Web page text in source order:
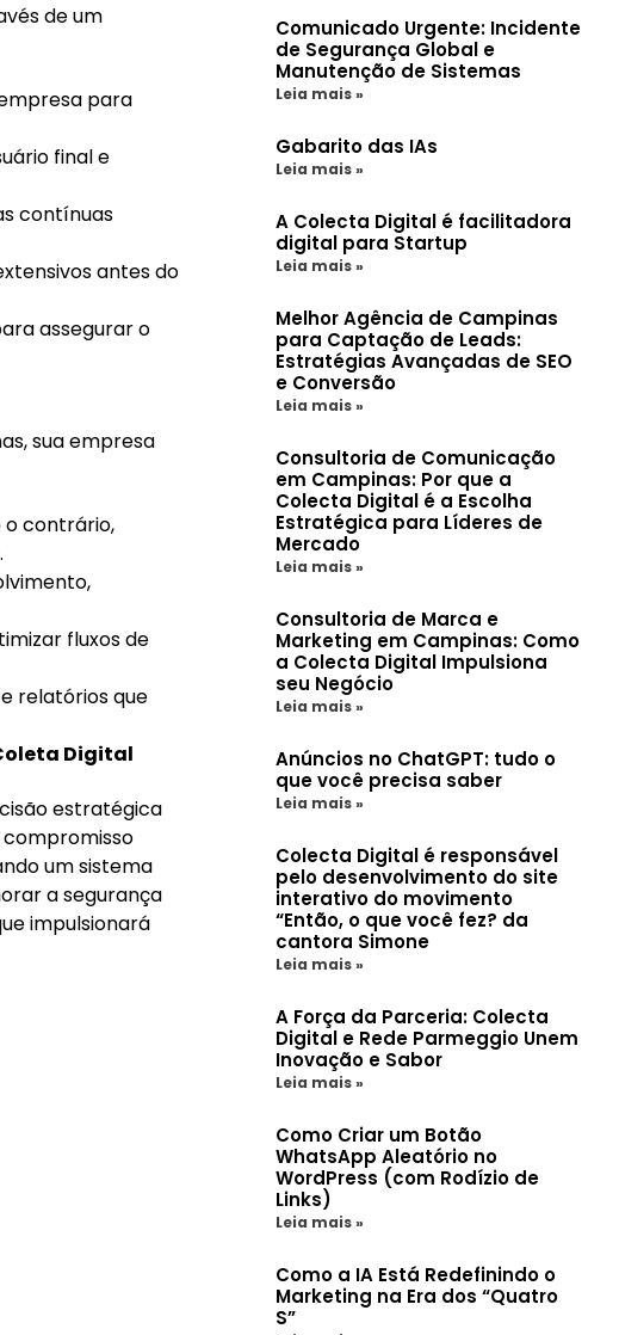
de um
para
final e
contínuas
antes do
assegurar o
sua empresa
o contrário,
fluxos de
relatórios que
Digital
estratégica
um sistema
a segurança
impulsionará
Comunicado Urgente: Incidente
de Segurança Global e
Manutenção de Sistemas
Leia mais »
Gabarito das IAs
Leia mais »
A Colecta Digital é facilitadora
digital para Startup
Leia mais »
Melhor Agência de Campinas
para Captação de Leads:
Estratégias Avançadas de SEO
e Conversão
Leia mais »
Consultoria de Comunicação
em Campinas: Por que a
Colecta Digital é a Escolha
Estratégica para Líderes de
Mercado
Leia mais »
Consultoria de Marca e
Marketing em Campinas: Como
a Colecta Digital Impulsiona
seu Negócio
Leia mais »
Anúncios no ChatGPT: tudo o
que você precisa saber
Leia mais »
Colecta Digital é responsável
pelo desenvolvimento do site
interativo do movimento
“Então, o que você fez? da
cantora Simone
Leia mais »
A Força da Parceria: Colecta
Digital e Rede Parmeggio Unem
Inovação e Sabor
Leia mais »
Como Criar um Botão
WhatsApp Aleatório no
WordPress (com Rodízio de
Links)
Leia mais »
Como a IA Está Redefinindo o
Marketing na Era dos “Quatro
S”